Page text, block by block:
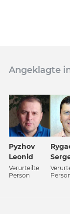
Angeklagte
Pyzhov
Leonid
Verurteilte
Person